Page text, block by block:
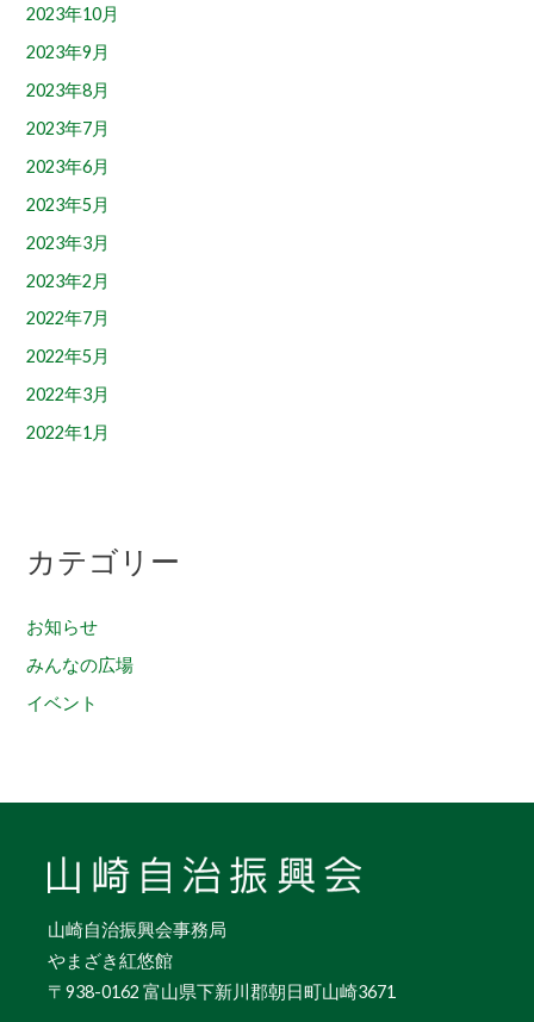
2023年10月
2023年9月
2023年8月
2023年7月
2023年6月
2023年5月
2023年3月
2023年2月
2022年7月
2022年5月
2022年3月
2022年1月
カテゴリー
お知らせ
みんなの広場
イベント
山崎自治振興会事務局
やまざき紅悠館
〒938-0162 富山県下新川郡朝日町山崎3671